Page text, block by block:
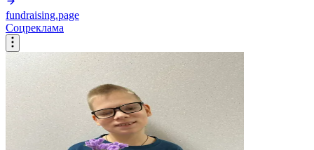
fundraising.page
Соцреклама